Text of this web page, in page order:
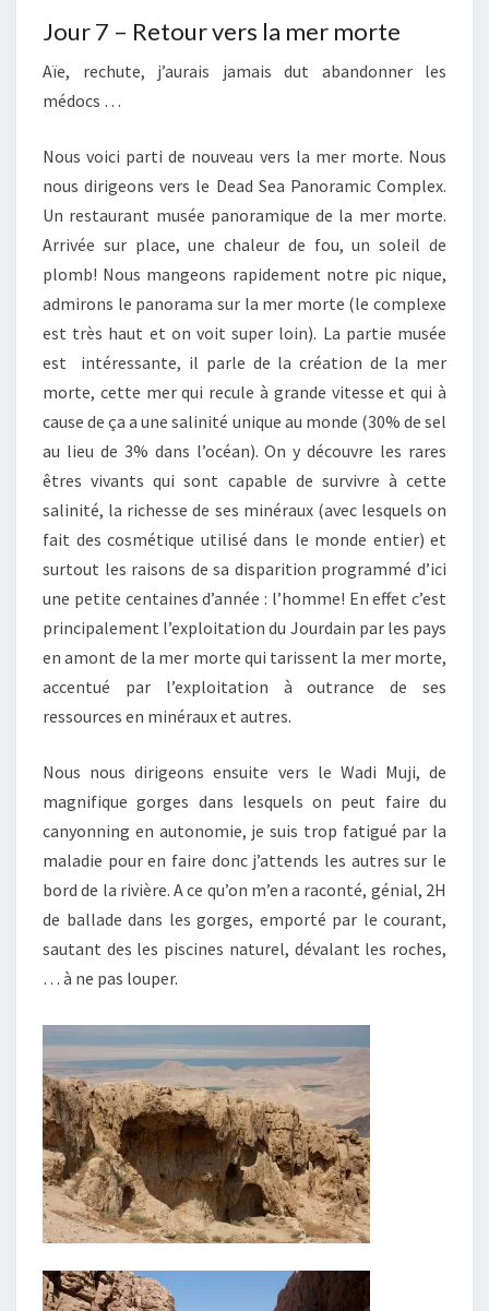
Jour 7 – Retour vers la mer morte
Aïe, rechute, j’aurais jamais dut abandonner les
médocs …
Nous voici parti de nouveau vers la mer morte. Nous
nous dirigeons vers le Dead Sea Panoramic Complex.
Un restaurant musée panoramique de la mer morte.
Arrivée sur place, une chaleur de fou, un soleil de
plomb! Nous mangeons rapidement notre pic nique,
admirons le panorama sur la mer morte (le complexe
est très haut et on voit super loin). La partie musée
est intéressante, il parle de la création de la mer
morte, cette mer qui recule à grande vitesse et qui à
cause de ça a une salinité unique au monde (30% de sel
au lieu de 3% dans l’océan). On y découvre les rares
êtres vivants qui sont capable de survivre à cette
salinité, la richesse de ses minéraux (avec lesquels on
fait des cosmétique utilisé dans le monde entier) et
surtout les raisons de sa disparition programmé d’ici
une petite centaines d’année : l’homme! En effet c’est
principalement l’exploitation du Jourdain par les pays
en amont de la mer morte qui tarissent la mer morte,
accentué par l’exploitation à outrance de ses
ressources en minéraux et autres.
Nous nous dirigeons ensuite vers le Wadi Muji, de
magnifique gorges dans lesquels on peut faire du
canyonning en autonomie, je suis trop fatigué par la
maladie pour en faire donc j’attends les autres sur le
bord de la rivière. A ce qu’on m’en a raconté, génial, 2H
de ballade dans les gorges, emporté par le courant,
sautant des les piscines naturel, dévalant les roches,
… à ne pas louper.